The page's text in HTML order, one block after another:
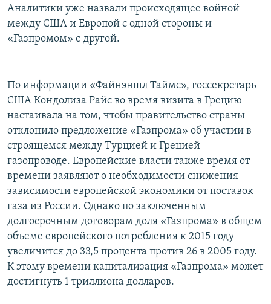
Аналитики уже назвали происходящее войной
между США и Европой с одной стороны и
«Газпромом» с другой.
По информации «Файнэншл Таймс», госсекретарь
США Кондолиза Райс во время визита в Грецию
настаивала на том, чтобы правительство страны
отклонило предложение «Газпрома» об участии в
строящемся между Турцией и Грецией
газопроводе. Европейские власти также время от
времени заявляют о необходимости снижения
зависимости европейской экономики от поставок
газа из России. Однако по заключенным
долгосрочным договорам доля «Газпрома» в общем
объеме европейского потребления к 2015 году
увеличится до 33,5 процента против 26 в 2005 году.
К этому времени капитализация «Газпрома» может
достигнуть 1 триллиона долларов.